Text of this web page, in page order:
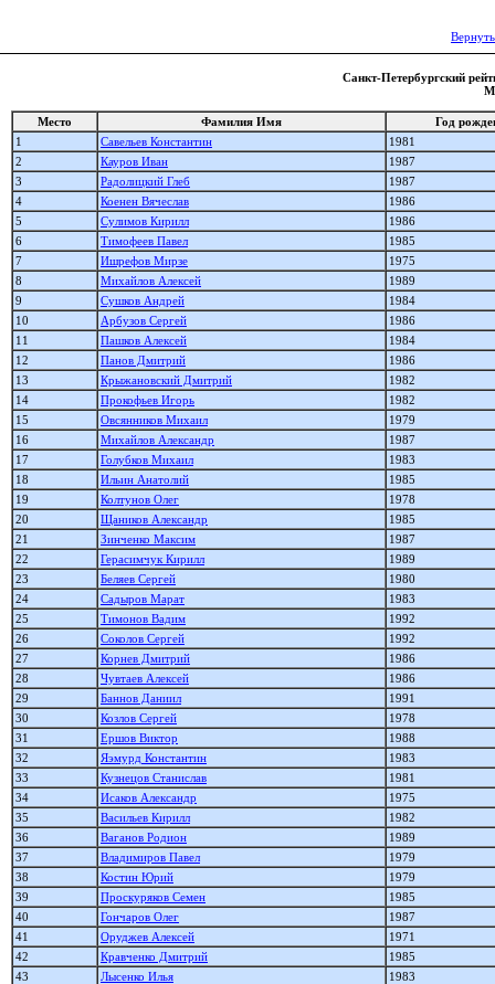
Санкт-Петербургский
Место Фамилия Имя
Год
1
Савельев Константин
1981
2
Кауров Иван
1987
3
Радолицкий Глеб
1987
4
Коенен Вячеслав
1986
5
Сулимов Кирилл
1986
6
Тимофеев Павел
1985
7
Ишрефов Мирзе
1975
8
Михайлов Алексей
1989
9
Сушков Андрей
1984
10
Арбузов Сергей
1986
11
Пашков Алексей
1984
12
Панов Дмитрий
1986
13
Крыжановский Дмитрий
1982
14
Прокофьев Игорь
1982
15
Овсянников Михаил
1979
16
Михайлов Александр
1987
17
Голубков Михаил
1983
18
Ильин Анатолий
1985
19
Колтунов Олег
1978
20
Щаников Александр
1985
21
Зинченко Максим
1987
22
Герасимчук Кирилл
1989
23
Беляев Сергей
1980
24
Садыров Марат
1983
25
Тимонов Вадим
1992
26
Соколов Сергей
1992
27
Корнев Дмитрий
1986
28
Чувтаев Алексей
1986
29
Баннов Даниил
1991
30
Козлов Сергей
1978
31
Ершов Виктор
1988
32
Яэмурд Константин
1983
33
Кузнецов Станислав
1981
34
Исаков Александр
1975
35
Васильев Кирилл
1982
36
Ваганов Родион
1989
37
Владимиров Павел
1979
38
Костин Юрий
1979
39
Проскуряков Семен
1985
40
Гончаров Олег
1987
41
Оруджев Алексей
1971
42
Кравченко Дмитрий
1985
43
Лысенко Илья
1983